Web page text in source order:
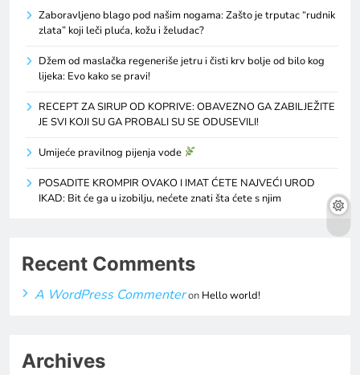
Zaboravljeno blago pod našim nogama: Zašto je trputac “rudnik
zlata” koji leči pluća, kožu i želudac?
Džem od maslačka regeneriše jetru i čisti krv bolje od bilo kog
lijeka: Evo kako se pravi!
RECEPT ZA SIRUP OD KOPRIVE: OBAVEZNO GA ZABILJEŽITE
JE SVI KOJI SU GA PROBALI SU SE ODUSEVILI!
Umijeće pravilnog pijenja vode
POSADITE KROMPIR OVAKO I IMAT ĆETE NAJVEĆI UROD
IKAD: Bit će ga u izobilju, nećete znati šta ćete s njim
Recent Comments
A WordPress Commenteron Hello world!
Archives